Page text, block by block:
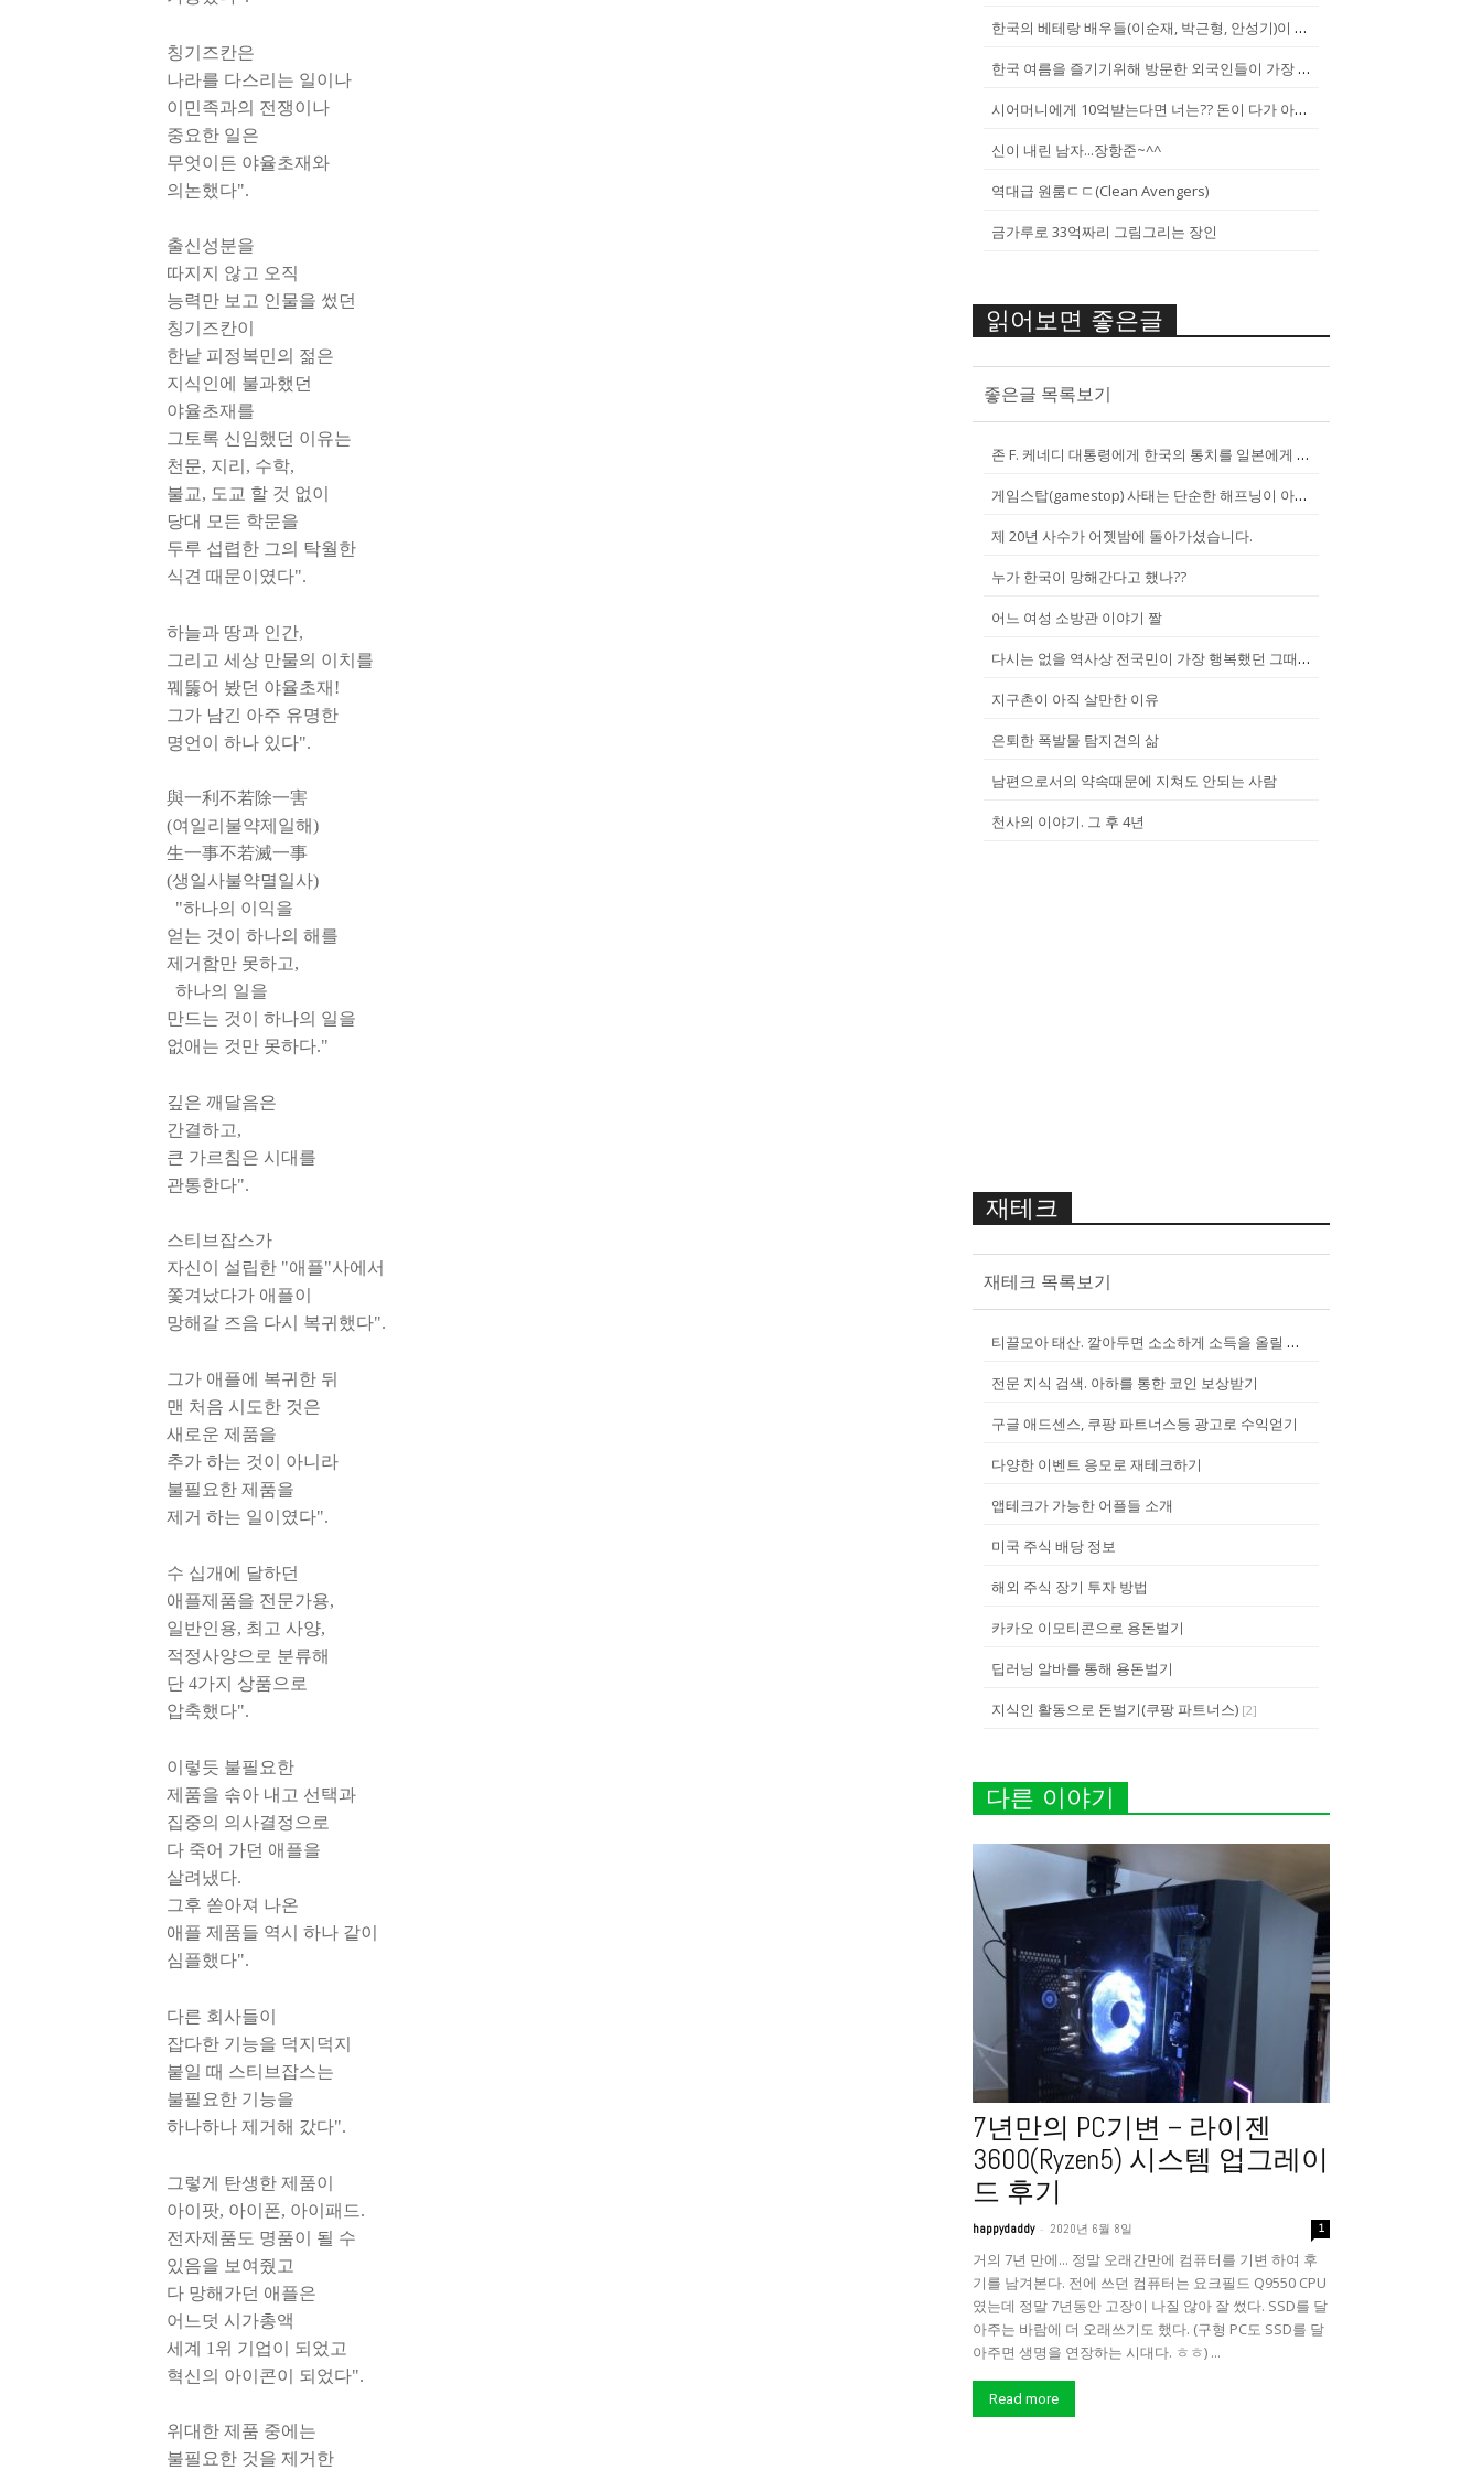
칭기즈칸은
나라를 다스리는 일이나
이민족과의 전쟁이나
중요한 일은
무엇이든 야율초재와
의논했다".
출신성분을
따지지 않고 오직
능력만 보고 인물을 썼던
칭기즈칸이
한낱 피정복민의 젊은
지식인에 불과했던
야율초재를
그토록 신임했던 이유는
천문, 지리, 수학,
불교, 도교 할 것 없이
당대 모든 학문을
두루 섭렵한 그의 탁월한
식견 때문이였다".
하늘과 땅과 인간,
그리고 세상 만물의 이치를
꿰뚫어 봤던 야율초재!
그가 남긴 아주 유명한
명언이 하나 있다".
與一利不若除一害
(여일리불약제일해)
生一事不若滅一事
(생일사불약멸일사)
"하나의 이익을
얻는 것이 하나의 해를
제거함만 못하고,
하나의 일을
만드는 것이 하나의 일을
없애는 것만 못하다."
깊은 깨달음은
간결하고,
큰 가르침은 시대를
관통한다".
스티브잡스가
자신이 설립한 "애플"사에서
쫓겨났다가 애플이
망해갈 즈음 다시 복귀했다".
그가 애플에 복귀한 뒤
맨 처음 시도한 것은
새로운 제품을
추가 하는 것이 아니라
불필요한 제품을
제거 하는 일이였다".
수 십개에 달하던
애플제품을 전문가용,
일반인용, 최고 사양,
적정사양으로 분류해
단 4가지 상품으로
압축했다".
이렇듯 불필요한
제품을 솎아 내고 선택과
집중의 의사결정으로
다 죽어 가던 애플을
살려냈다.
그후 쏟아져 나온
애플 제품들 역시 하나 같이
심플했다".
다른 회사들이
잡다한 기능을 덕지덕지
붙일 때 스티브잡스는
불필요한 기능을
하나하나 제거해 갔다".
그렇게 탄생한 제품이
아이팟, 아이폰, 아이패드.
전자제품도 명품이 될 수
있음을 보여줬고
다 망해가던 애플은
어느덧 시가총액
세계 1위 기업이 되었고
혁신의 아이콘이 되었다".
위대한 제품 중에는
불필요한 것을 제거한
한국의 베테랑 배우들(이순재, 박근형, 안성기)이 말하는 젊은 배우들
한국 여름을 즐기기위해 방문한 외국인들이 가장 신기하게 느끼는 것(암내가...
시어머니에게 10억받는다면 너는?? 돈이 다가 아냐~날 성장 시켜줄 남자...
신이 내린 남자...장항준~^^
역대급 원룸ㄷㄷ(Clean Avengers)
금가루로 33억짜리 그림그리는 장인
읽어보면 좋은글
좋은글 목록보기
존 F. 케네디 대통령에게 한국의 통치를 일본에게 넘기는걸 반대한 펄벅 ...
게임스탑(gamestop) 사태는 단순한 해프닝이 아니다.
제 20년 사수가 어젯밤에 돌아가셨습니다.
누가 한국이 망해간다고 했나??
어느 여성 소방관 이야기 짤
다시는 없을 역사상 전국민이 가장 행복했던 그때.(2002년...한일월드...
지구촌이 아직 살만한 이유
은퇴한 폭발물 탐지견의 삶
남편으로서의 약속때문에 지쳐도 안되는 사람
천사의 이야기. 그 후 4년
재테크
재테크 목록보기
티끌모아 태산. 깔아두면 소소하게 소득을 올릴 수 있는 앱
전문 지식 검색. 아하를 통한 코인 보상받기
구글 애드센스, 쿠팡 파트너스등 광고로 수익얻기
다양한 이벤트 응모로 재테크하기
앱테크가 가능한 어플들 소개
미국 주식 배당 정보
해외 주식 장기 투자 방법
카카오 이모티콘으로 용돈벌기
딥러닝 알바를 통해 용돈벌기
지식인 활동으로 돈벌기(쿠팡 파트너스) [2]
다른 이야기
7년만의 PC기변 – 라이젠
3600(Ryzen5) 시스템 업그레이
드 후기
happydaddy - 2020년 6월 8일 1
거의 7년 만에... 정말 오래간만에 컴퓨터를 기변 하여 후
기를 남겨본다. 전에 쓰던 컴퓨터는 요크필드 Q9550 CPU
였는데 정말 7년동안 고장이 나질 않아 잘 썼다. SSD를 달
아주는 바람에 더 오래쓰기도 했다. (구형 PC도 SSD를 달
아주면 생명을 연장하는 시대다. ㅎㅎ) ...
Read more